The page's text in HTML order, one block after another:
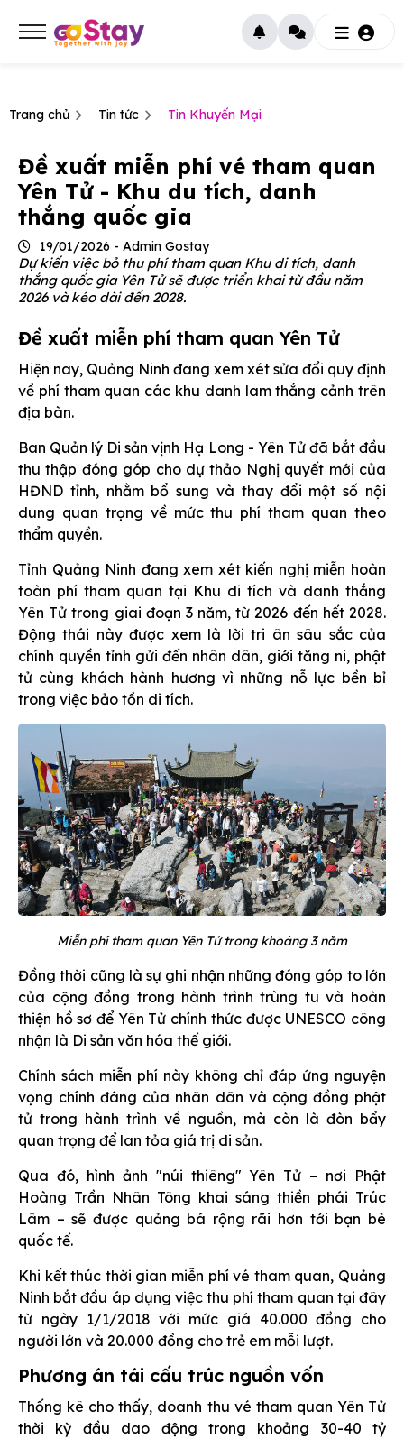
Trang chủ Tin tức Tin Khuyến Mại
Đề xuất miễn phí vé tham quan
Yên Tử - Khu du tích, danh
thắng quốc gia
19/01/2026 - Admin Gostay
Dự kiến việc bỏ thu phí tham quan Khu di tích, danh
thắng quốc gia Yên Tử sẽ được triển khai từ đầu năm
2026 và kéo dài đến 2028.
Đề xuất miễn phí tham quan Yên Tử
Hiện nay, Quảng Ninh đang xem xét sửa đổi quy định
về phí tham quan các khu danh lam thắng cảnh trên
địa bàn.
Ban Quản lý Di sản vịnh Hạ Long - Yên Tử đã bắt đầu
thu thập đóng góp cho dự thảo Nghị quyết mới của
HĐND tỉnh, nhằm bổ sung và thay đổi một số nội
dung quan trọng về mức thu phí tham quan theo
thẩm quyền.
Tỉnh Quảng Ninh đang xem xét kiến nghị miễn hoàn
toàn phí tham quan tại Khu di tích và danh thắng
Yên Tử trong giai đoạn 3 năm, từ 2026 đến hết 2028.
Động thái này được xem là lời tri ân sâu sắc của
chính quyền tỉnh gửi đến nhân dân, giới tăng ni, phật
tử cùng khách hành hương vì những nỗ lực bền bỉ
trong việc bảo tồn di tích.
Miễn phí tham quan Yên Tử trong khoảng 3 năm
Đồng thời cũng là sự ghi nhận những đóng góp to lớn
của cộng đồng trong hành trình trùng tu và hoàn
thiện hồ sơ để Yên Tử chính thức được UNESCO công
nhận là Di sản văn hóa thế giới.
Chính sách miễn phí này không chỉ đáp ứng nguyện
vọng chính đáng của nhân dân và cộng đồng phật
tử trong hành trình về nguồn, mà còn là đòn bẩy
quan trọng để lan tỏa giá trị di sản.
Qua đó, hình ảnh "núi thiêng" Yên Tử – nơi Phật
Hoàng Trần Nhân Tông khai sáng thiền phái Trúc
Lâm – sẽ được quảng bá rộng rãi hơn tới bạn bè
quốc tế.
Khi kết thúc thời gian miễn phí vé tham quan, Quảng
Ninh bắt đầu áp dụng việc thu phí tham quan tại đây
từ ngày 1/1/2018 với mức giá 40.000 đồng cho
người lớn và 20.000 đồng cho trẻ em mỗi lượt.
Phương án tái cấu trúc nguồn vốn
Thống kê cho thấy, doanh thu vé tham quan Yên Tử
thời kỳ đầu dao động trong khoảng 30-40 tỷ